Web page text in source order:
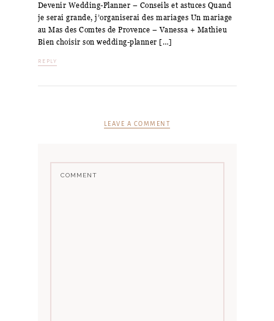
Devenir Wedding-Planner – Conseils et astuces Quand
je serai grande, j’organiserai des mariages Un mariage
au Mas des Comtes de Provence – Vanessa + Mathieu
Bien choisir son wedding-planner […]
REPLY
LEAVE A COMMENT